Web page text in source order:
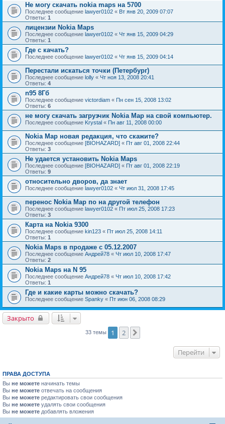
Не могу скачать nokia maps на 5700
Последнее сообщение lawyer0102 « Вт янв 20, 2009 07:07
Ответы: 1
лицензии Nokia Maps
Последнее сообщение lawyer0102 « Чт янв 15, 2009 04:29
Ответы: 1
Где с качать?
Последнее сообщение lawyer0102 « Чт янв 15, 2009 04:14
Перестали искаться точки (Петербург)
Последнее сообщение lolly « Чт ноя 13, 2008 20:41
Ответы: 4
n95 8Гб
Последнее сообщение victordiam « Пн сен 15, 2008 13:02
Ответы: 6
не могу скачать загрузчик Nokia Map на свой компьютер.
Последнее сообщение Krystal « Пн авг 11, 2008 00:00
Nokia Map новая редакция, что скажите?
Последнее сообщение [BIOHAZARD] « Пт авг 01, 2008 22:44
Ответы: 3
Не удается установить Nokia Maps
Последнее сообщение [BIOHAZARD] « Пт авг 01, 2008 22:19
Ответы: 9
относительно дворов, да знает
Последнее сообщение lawyer0102 « Чт июл 31, 2008 17:45
перенос Nokia Map по на другой телефон
Последнее сообщение lawyer0102 « Пт июл 25, 2008 17:23
Ответы: 3
Карта на Nokia 9300
Последнее сообщение kin123 « Пт июл 25, 2008 14:11
Ответы: 1
Nokia Maps в продаже с 05.12.2007
Последнее сообщение Андрей78 « Чт июл 10, 2008 17:47
Ответы: 2
Nokia Maps на N 95
Последнее сообщение Андрей78 « Чт июл 10, 2008 17:42
Ответы: 1
Где и какие карты можно скачать?
Последнее сообщение Spanky « Пт июн 06, 2008 08:29
Закрыто
33 темы 1 2
Перейти
ПРАВА ДОСТУПА
Вы не можете начинать темы
Вы не можете отвечать на сообщения
Вы не можете редактировать свои сообщения
Вы не можете удалять свои сообщения
Вы не можете добавлять вложения